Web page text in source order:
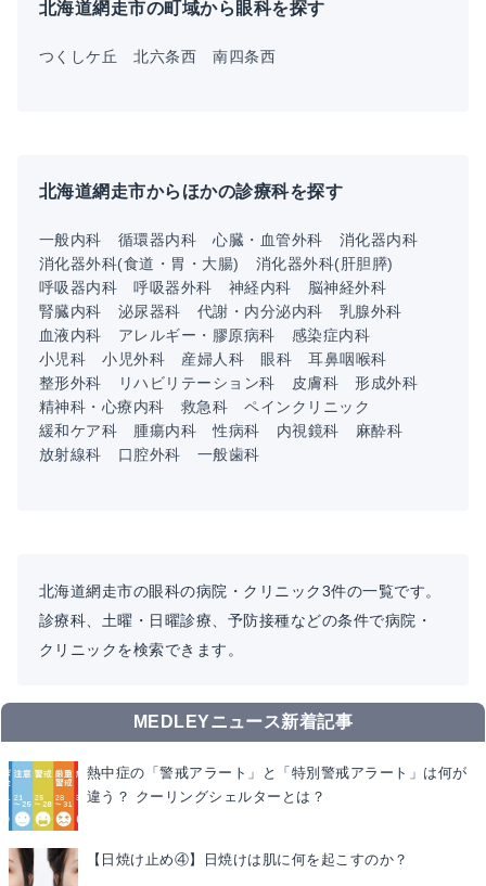
北海道網走市の町域から眼科を探す
つくしケ丘 北六条西 南四条西
北海道網走市からほかの診療科を探す
一般内科 循環器内科 心臓・血管外科
消化器内科
消化器外科(食道・胃・大腸)
消化器外科(肝胆膵)
呼吸器内科
呼吸器外科 神経内科
脳神経外科
腎臓内科
泌尿器科 代謝・内分泌内科
乳腺外科
血液内科
アレルギー・膠原病科
感染症内科
小児科
小児外科 産婦人科 眼科
耳鼻咽喉科
整形外科
リハビリテーション科 皮膚科
形成外科
精神科・心療内科
救急科
ペインクリニック
緩和ケア科
腫瘍内科 性病科 内視鏡科
麻酔科
放射線科
口腔外科 一般歯科
北海道網走市の眼科の病院・クリニック3件の一覧です。
診療科、土曜・日曜診療、予防接種などの条件で病院・
クリニックを検索できます。
MEDLEYニュース新着記事
熱中症の「警戒アラート」と「特別警戒アラート」は何が
違う？ クーリングシェルターとは？
【日焼け止め④】日焼けは肌に何を起こすのか？